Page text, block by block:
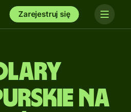
Zarejestruj się
na